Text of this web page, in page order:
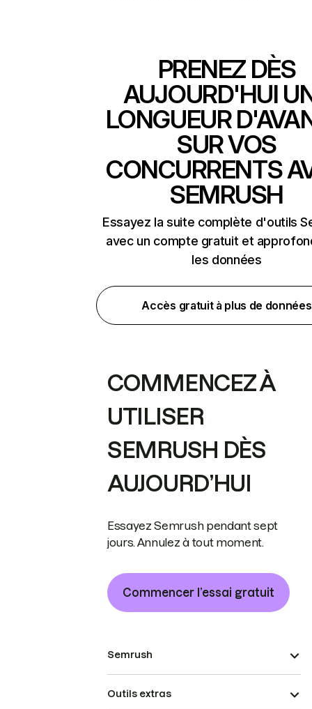
PRENEZ DÈS
AUJOURD'HUI
LONGUEUR
SUR VOS
CONCURRENTS
SEMRUSH
Essayez la suite complète d'outils
avec un compte gratuit et
les données
Accès gratuit à plus de données
COMMENCEZ À
UTILISER
SEMRUSH DÈS
AUJOURD’HUI
Essayez Semrush pendant sept
jours. Annulez à tout moment.
Commencer l’essai gratuit
Semrush
Outils extras